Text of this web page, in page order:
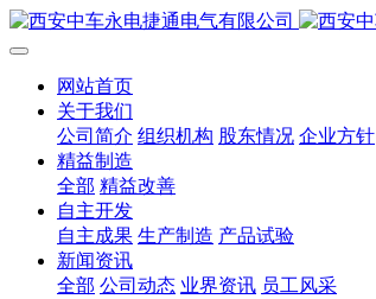
网站首页
关于我们
公司简介 组织机构 股东情况 企业方针
精益制造
全部 精益改善
自主开发
自主成果 生产制造 产品试验
新闻资讯
全部 公司动态 业界资讯 员工风采